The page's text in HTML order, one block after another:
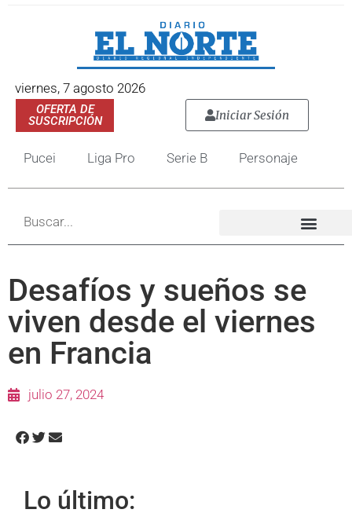
viernes, 7 agosto 2026
OFERTA DE
SUSCRIPCIÓN
Iniciar Sesión
Pucei Liga Pro Serie B Personaje
Desafíos y sueños se
viven desde el viernes
en Francia
julio 27, 2024
Lo último: